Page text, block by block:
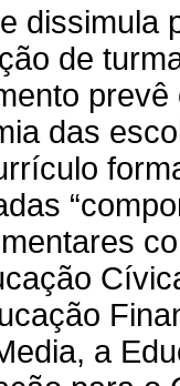
dissimula
de
prevê
das
a